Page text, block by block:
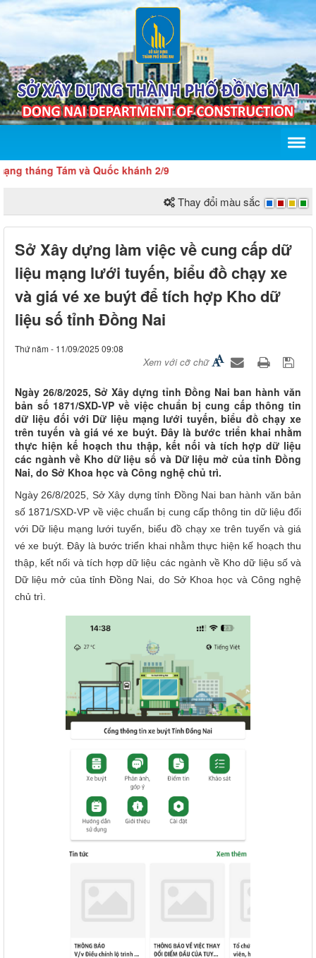
Tám và Quốc khánh 2/9
Thay đổi màu sắc
Sở Xây dựng làm việc về cung cấp dữ
liệu mạng lưới tuyến, biểu đồ chạy xe
và giá vé xe buýt để tích hợp Kho dữ
liệu số tỉnh Đồng Nai
Thứ năm - 11/09/2025 09:08
Xem với cỡ chữ
Ngày 26/8/2025, Sở Xây dựng tỉnh Đồng Nai ban hành văn
bản số 1871/SXD-VP về việc chuẩn bị cung cấp thông tin
dữ liệu đối với Dữ liệu mạng lưới tuyến, biểu đồ chạy xe
trên tuyến và giá vé xe buýt. Đây là bước triển khai nhằm
thực hiện kế hoạch thu thập, kết nối và tích hợp dữ liệu
các ngành về Kho dữ liệu số và Dữ liệu mở của tỉnh Đồng
Nai, do Sở Khoa học và Công nghệ chủ trì.
Ngày 26/8/2025, Sở Xây dựng tỉnh Đồng Nai ban hành văn bản
số 1871/SXD-VP về việc chuẩn bị cung cấp thông tin dữ liệu đối
với Dữ liệu mạng lưới tuyến, biểu đồ chạy xe trên tuyến và giá
vé xe buýt. Đây là bước triển khai nhằm thực hiện kế hoạch thu
thập, kết nối và tích hợp dữ liệu các ngành về Kho dữ liệu số và
Dữ liệu mở của tỉnh Đồng Nai, do Sở Khoa học và Công nghệ
chủ trì.